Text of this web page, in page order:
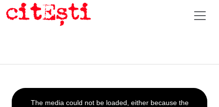
This
is
a
The media could not be loaded, either because the